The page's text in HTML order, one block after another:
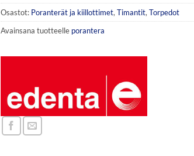
Osastot: Poranterät ja kiillottimet,Timantit,Torpedot
Avainsana tuotteelle porantera